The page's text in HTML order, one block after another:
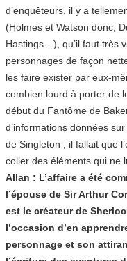
d’enquêteurs, il y a
(Holmes et Watson donc,
Hastings…), qu’il faut très
personnages de façon
les faire exister par eux-
combien lourd à porter de
début du Fantôme de
d’informations données
de Singleton ; il fallait que
coller des éléments qui ne
Allan : L’affaire a été
l’épouse de Sir Arthur
est le créateur de
l’occasion d’en
personnage et son